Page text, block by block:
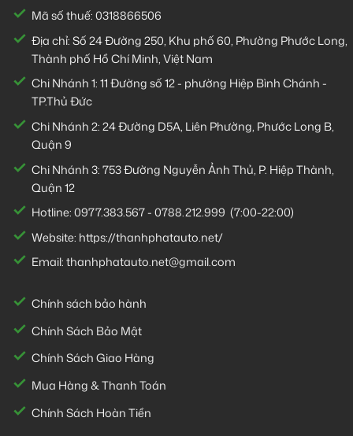
Mã số thuế: 0318866506
Địa chỉ: Số 24 Đường 250, Khu phố 60, Phường Phước Long,
Thành phố Hồ Chí Minh, Việt Nam
Chi Nhánh 1:11 Đường số 12 - phường Hiệp Bình Chánh -
TP.Thủ Đức
Chi Nhánh 2:24 Đường D5A, Liên Phường, Phước Long B,
Quận 9
Chi Nhánh 3:753 Đường Nguyễn Ảnh Thủ, P. Hiệp Thành,
Quận 12
Hotline:0977.383.567-0788.212.999 (7:00-22:00)
Website: https://thanhphatauto.net/
Email:thanhphatauto.net@gmail.com
Chính sách bảo hành
Chính Sách Bảo Mật
Chính Sách Giao Hàng
Mua Hàng & Thanh Toán
Chính Sách Hoàn Tiền